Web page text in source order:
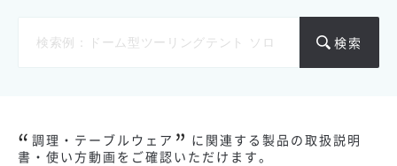
検索
調理・テーブルウェア
に関連する製品の取扱説明
書・使い方動画をご確認いただけます。